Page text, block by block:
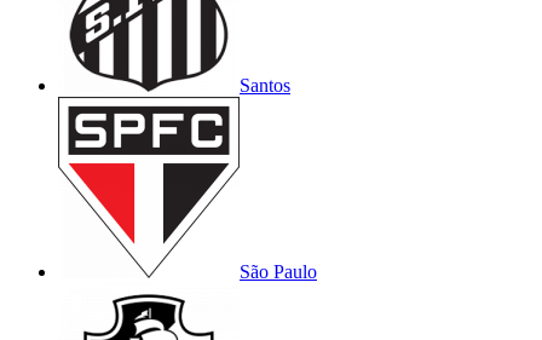
Santos
São Paulo